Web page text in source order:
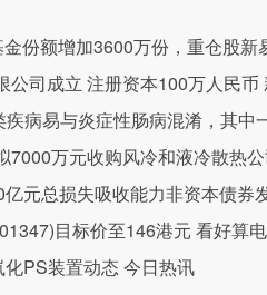
份额增加3600万份，重仓股新
公司成立 注册资本100万人民币
病易与炎症性肠病混淆，其中
7000万元收购风冷和液冷散热
元总损失吸收能力非资本债券
目标价至146港元 看好算
PS装置动态 今日热讯